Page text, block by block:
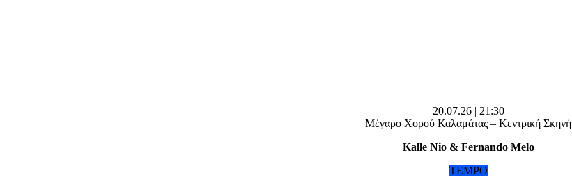
20.07.26 | 21:30
Μέγαρο Χορού Καλαμάτας – Κεντρική Σκηνή
Kalle Nio & Fernando Melo
TEMPO